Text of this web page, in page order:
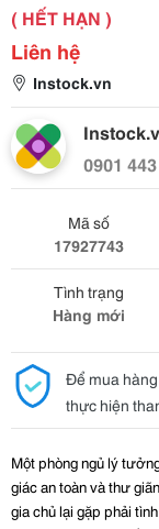
( HẾT HẠN )
Liên hệ
Instock.vn
0901
Mã số
17927743
Tình trạng
Hàng mới
Để mua
thực hiện
Một phòng ngủ lý
giác an toàn và thư
gia chủ lại gặp phải